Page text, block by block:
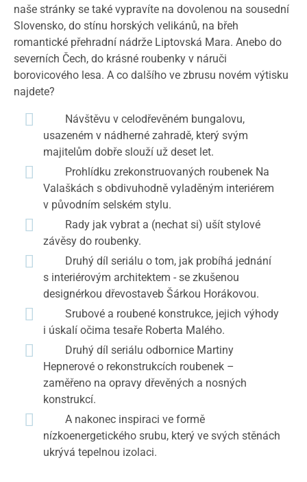
naše stránky se také vypravíte na dovolenou na sousední
Slovensko, do stínu horských velikánů, na břeh
romantické přehradní nádrže Liptovská Mara. Anebo do
severních Čech, do krásné roubenky v náruči
borovicového lesa. A co dalšího ve zbrusu novém výtisku
najdete?
Návštěvu v celodřevěném bungalovu,
usazeném v nádherné zahradě, který svým
majitelům dobře slouží už deset let.
Prohlídku zrekonstruovaných roubenek Na
Valaškách s obdivuhodně vyladěným interiérem
v původním selském stylu.
Rady jak vybrat a (nechat si) ušít stylové
závěsy do roubenky.
Druhý díl seriálu o tom, jak probíhá jednání
s interiérovým architektem - se zkušenou
designérkou dřevostaveb Šárkou Horákovou.
Srubové a roubené konstrukce, jejich výhody
i úskalí očima tesaře Roberta Malého.
Druhý díl seriálu odbornice Martiny
Hepnerové o rekonstrukcích roubenek –
zaměřeno na opravy dřevěných a nosných
konstrukcí.
A nakonec inspiraci ve formě
nízkoenergetického srubu, který ve svých stěnách
ukrývá tepelnou izolaci.